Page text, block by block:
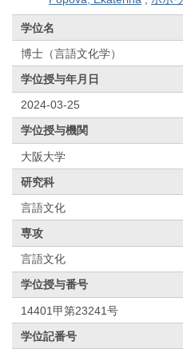
学位名
博士（言語文化学）
学位授与年月日
2024-03-25
学位授与機関
大阪大学
研究科
言語文化
専攻
言語文化
学位授与番号
14401甲第23241号
学位記番号